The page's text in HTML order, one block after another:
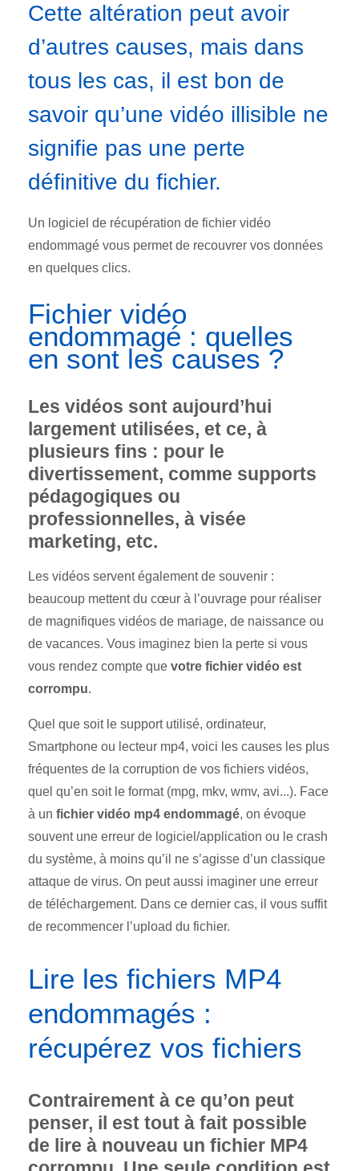
Cette altération peut avoir
d’autres causes, mais dans
tous les cas, il est bon de
savoir qu’une vidéo illisible ne
signifie pas une perte
définitive du fichier.
Un logiciel de récupération de fichier vidéo
endommagé vous permet de recouvrer vos données
en quelques clics.
Fichier vidéo
endommagé : quelles
en sont les causes ?
Les vidéos sont aujourd’hui
largement utilisées, et ce, à
plusieurs fins : pour le
divertissement, comme supports
pédagogiques ou
professionnelles, à visée
marketing, etc.
Les vidéos servent également de souvenir :
beaucoup mettent du cœur à l’ouvrage pour réaliser
de magnifiques vidéos de mariage, de naissance ou
de vacances. Vous imaginez bien la perte si vous
vous rendez compte que votre fichier vidéo est
corrompu.
Quel que soit le support utilisé, ordinateur,
Smartphone ou lecteur mp4, voici les causes les plus
fréquentes de la corruption de vos fichiers vidéos,
quel qu’en soit le format (mpg, mkv, wmv, avi...). Face
à un fichier vidéo mp4 endommagé, on évoque
souvent une erreur de logiciel/application ou le crash
du système, à moins qu’il ne s’agisse d’un classique
attaque de virus. On peut aussi imaginer une erreur
de téléchargement. Dans ce dernier cas, il vous suffit
de recommencer l’upload du fichier.
Lire les fichiers MP4
endommagés :
récupérez vos fichiers
Contrairement à ce qu’on peut
penser, il est tout à fait possible
de lire à nouveau un fichier MP4